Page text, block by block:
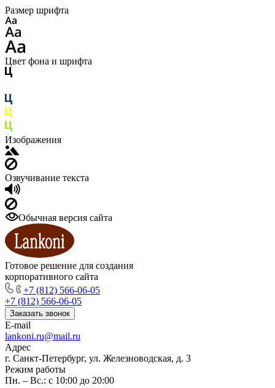
Размер шрифта
Цвет фона и шрифта
Изображения
Озвучивание текста
Обычная версия сайта
Готовое решение для создания
корпоративного сайта
+7 (812) 566-06-05
+7 (812) 566-06-05
Заказать звонок
E-mail
lankoni.ru@mail.ru
Адрес
г. Санкт-Петербург, ул. Железноводская, д. 3
Режим работы
Пн. – Вс.: с 10:00 до 20:00